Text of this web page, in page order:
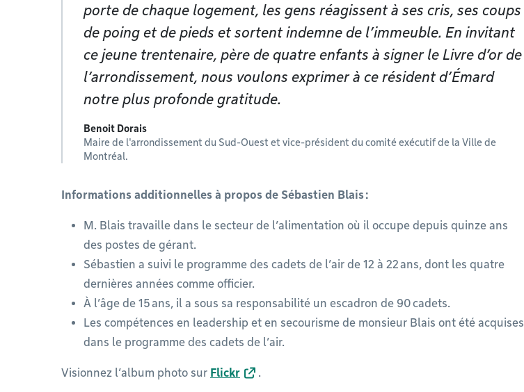
porte de chaque logement, les gens réagissent à ses cris, ses coups
de poing et de pieds et sortent indemne de l’immeuble. En invitant
ce jeune trentenaire, père de quatre enfants à signer le Livre d’or de
l’arrondissement, nous voulons exprimer à ce résident d’Émard
notre plus profonde gratitude.
Benoit Dorais
Maire de l'arrondissement du Sud-Ouest et vice-président du comité exécutif de la Ville de
Montréal.
Informations additionnelles à propos de Sébastien Blais :
M. Blais travaille dans le secteur de l’alimentation où il occupe depuis quinze ans
des postes de gérant.
Sébastien a suivi le programme des cadets de l’air de 12 à 22 ans, dont les quatre
dernières années comme officier.
À l’âge de 15 ans, il a sous sa responsabilité un escadron de 90 cadets.
Les compétences en leadership et en secourisme de monsieur Blais ont été acquises
dans le programme des cadets de l’air.
Visionnez l’album photo sur Flickr .